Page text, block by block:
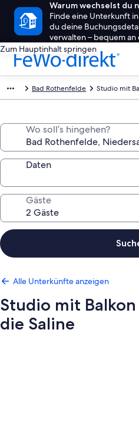
Warum wechselst du
Finde eine Unterkunft
du deine
verwalten – bequem an
Zum Hauptinhalt springen
Bad Rothenfelde Studio mit
Wo soll’s hingehen?
Daten
Gäste
Alle Unterkünfte anzeigen
Studio mit
die Saline